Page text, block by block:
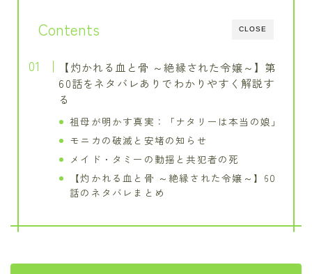
CLOSE
Contents
【灼かれる血と骨 ～絶縁された令嬢～】第
60話をネタバレありでわかりやすく解説す
る
祖母が明かす真実：「ナタリーは本当の娘」
モニカの破滅と安堵の知らせ
メイド・タミーの動揺と共犯者の死
【灼かれる血と骨 ～絶縁された令嬢～】60
話のネタバレまとめ